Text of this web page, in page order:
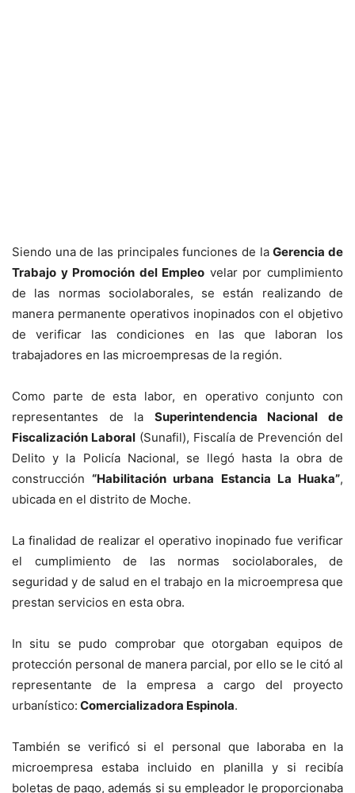
Siendo una de las principales funciones de laGerencia de
Trabajo y Promoción del Empleo velar por cumplimiento
de las normas sociolaborales, se están realizando de
manera permanente operativos inopinados con el objetivo
de verificar las condiciones en las que laboran los
trabajadores en las microempresas de la región.
Como parte de esta labor, en operativo conjunto con
representantes de la Superintendencia Nacional de
Fiscalización Laboral (Sunafil), Fiscalía de Prevención del
Delito y la Policía Nacional, se llegó hasta la obra de
construcción“Habilitación urbana Estancia La Huaka”,
ubicada en el distrito de Moche.
La finalidad de realizar el operativo inopinado fue verificar
el cumplimiento de las normas sociolaborales, de
seguridad y de salud en el trabajo en la microempresa que
prestan servicios en esta obra.
In situ se pudo comprobar que otorgaban equipos de
protección personal de manera parcial, por ello se le citó al
representante de la empresa a cargo del proyecto
urbanístico: Comercializadora Espinola.
También se verificó si el personal que laboraba en la
microempresa estaba incluido en planilla y si recibía
boletas de pago, además si su empleador le proporcionaba